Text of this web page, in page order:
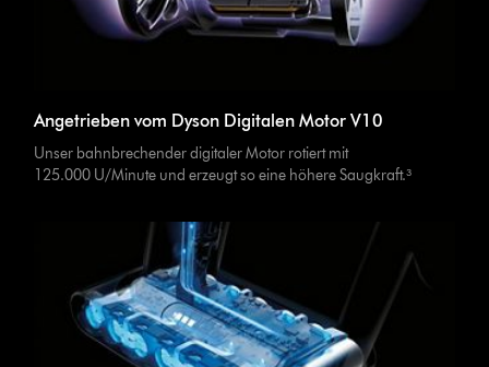
Angetrieben vom Dyson Digitalen Motor V10
Unser bahnbrechender digitaler Motor rotiert mit
125.000 U/Minute und erzeugt so eine höhere Saugkraft.³